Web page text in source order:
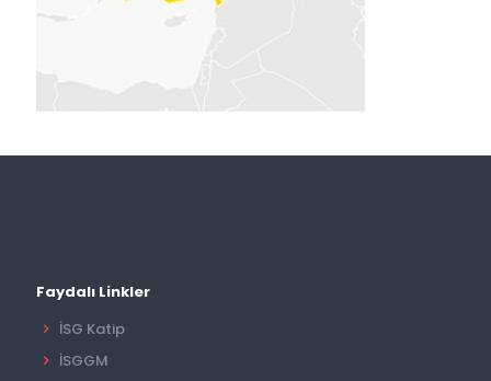
Faydalı Linkler
İSG Katip
İSGGM